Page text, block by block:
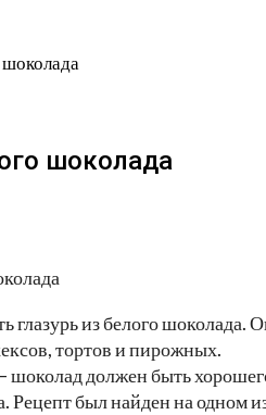
шоколада
шоколада
глазурь из белого шоколада.
тортов и пирожных.
шоколад должен быть
Рецепт был найден на одном